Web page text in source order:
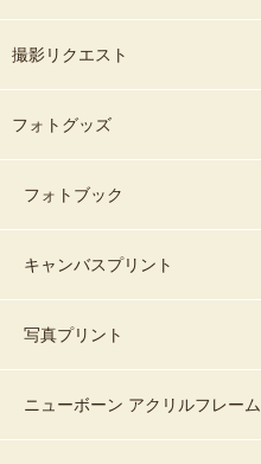
撮影リクエスト
フォトグッズ
フォトブック
キャンバスプリント
写真プリント
ニューボーン アクリルフレーム